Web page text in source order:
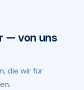
— von uns
die wir für